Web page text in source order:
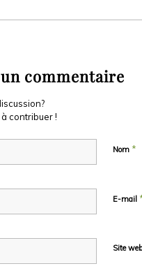
commentaire
à contribuer !
Nom *
E-mail
Site web